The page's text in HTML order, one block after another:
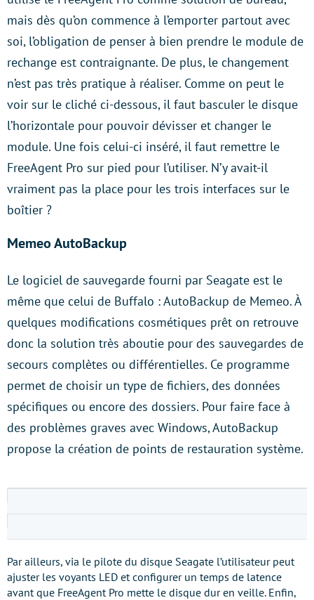
mais dès qu’on commence à l’emporter partout avec
soi, l’obligation de penser à bien prendre le module de
rechange est contraignante. De plus, le changement
n’est pas très pratique à réaliser. Comme on peut le
voir sur le cliché ci-dessous, il faut basculer le disque
l’horizontale pour pouvoir dévisser et changer le
module. Une fois celui-ci inséré, il faut remettre le
FreeAgent Pro sur pied pour l’utiliser. N’y avait-il
vraiment pas la place pour les trois interfaces sur le
boîtier ?
Memeo AutoBackup
Le logiciel de sauvegarde fourni par Seagate est le
même que celui de Buffalo : AutoBackup de Memeo. À
quelques modifications cosmétiques prêt on retrouve
donc la solution très aboutie pour des sauvegardes de
secours complètes ou différentielles. Ce programme
permet de choisir un type de fichiers, des données
spécifiques ou encore des dossiers. Pour faire face à
des problèmes graves avec Windows, AutoBackup
propose la création de points de restauration système.
Par ailleurs, via le pilote du disque Seagate l’utilisateur peut
ajuster les voyants LED et configurer un temps de latence
avant que FreeAgent Pro mette le disque dur en veille. Enfin,